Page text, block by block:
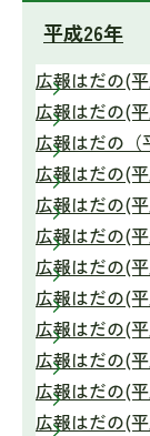
平成26年
広報はだの(平
広報はだの(
広報はだの（
広報はだの(平
広報はだの(
広報はだの(
広報はだの(
広報はだの(
広報はだの(
広報はだの(
広報はだの(
広報はだの(